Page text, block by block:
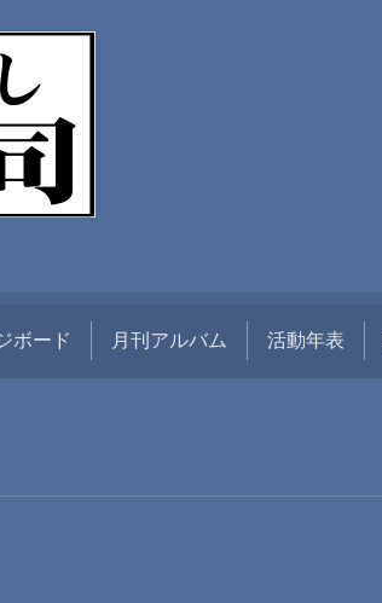
ボード 月刊アルバム 活動年表